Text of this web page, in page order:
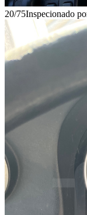
20/75Inspecionado